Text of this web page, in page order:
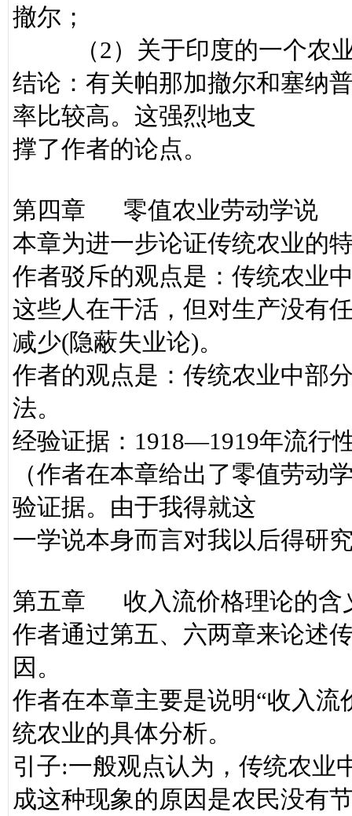
撤尔；
（2）关于印度的一个农
结论：有关帕那加撤尔和塞纳
率比较高。这强烈地支
撑了作者的论点。
第四章 零值农业劳动学说
本章为进一步论证传统农业的
作者驳斥的观点是：传统农业
这些人在干活，但对生产没有
减少(隐蔽失业论)。
作者的观点是：传统农业中部
法。
经验证据：1918—1919年流行
（作者在本章给出了零值劳动
验证据。由于我得就这
一学说本身而言对我以后得研
第五章 收入流价格理论的含
作者通过第五、六两章来论述
因。
作者在本章主要是说明“收入
统农业的具体分析。
引子:一般观点认为，传统农业
成这种现象的原因是农民没有